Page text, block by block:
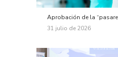
Aprobación de la
31 julio de 2026